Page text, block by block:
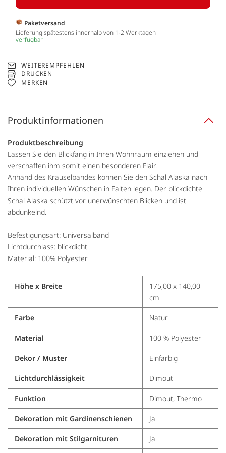
Paketversand
Lieferung spätestens innerhalb von 1-2 Werktagen
verfügbar
WEITEREMPFEHLEN
DRUCKEN
MERKEN
Produktinformationen
Produktbeschreibung
Lassen Sie den Blickfang in Ihren Wohnraum einziehen und
verschaffen ihm somit einen besonderen Flair.
Anhand des Kräuselbandes können Sie den Schal Alaska nach
Ihren individuellen Wünschen in Falten legen. Der blickdichte
Schal Alaska schützt vor unerwünschten Blicken und ist
abdunkelnd.
Befestigungsart: Universalband
Lichtdurchlass: blickdicht
Material: 100% Polyester
Höhe x Breite
175,00 x 140,00
cm
Farbe Natur
Material 100 % Polyester
Dekor / Muster Einfarbig
Lichtdurchlässigkeit Dimout
Funktion Dimout, Thermo
Dekoration mit Gardinenschienen Ja
Dekoration mit Stilgarnituren Ja